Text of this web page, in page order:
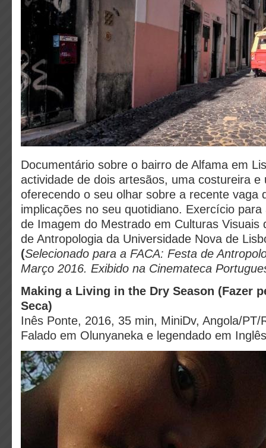
Documentário sobre o bairro de Alfama em
actividade de dois artesãos, uma costureira e
oferecendo o seu olhar sobre a recente vaga
implicações no seu quotidiano. Exercício
de Imagem do Mestrado em Culturas Visuais
de Antropologia da Universidade Nova de
(Selecionado para a FACA: Festa de
Março 2016. Exibido na Cinemateca
Making a Living in the Dry Season (Fazer
Seca)
Inês Ponte, 2016, 35 min, MiniDv, Angola/PT/
Falado em Olunyaneka e legendado em Inglês